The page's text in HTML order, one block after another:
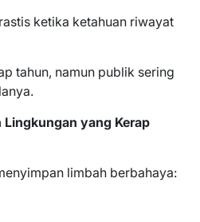
ketika ketahuan riwayat
tahun, namun publik sering
yang Kerap
limbah berbahaya: